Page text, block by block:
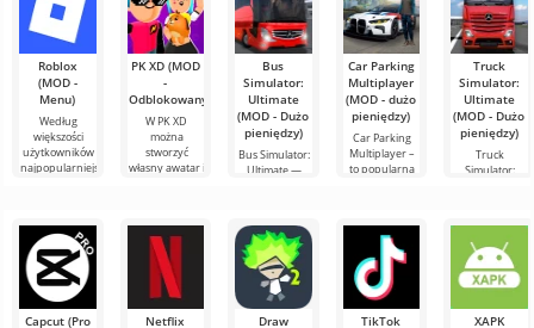
Roblox
(MOD -
Menu)
Według
większości
użytkowników
najpopularniejszą
pozostaje
Roblox. Projekt
PK XD (MOD
-
Odblokowany)
W PK XD
można
stworzyć
własny awatar i
uczestników.
Kolorowa
grafika i
Bus
Simulator:
Ultimate
(MOD - Dużo
pieniędzy)
Bus Simulator:
Ultimate —
oferująca
nieograniczone
Car Parking
Multiplayer
(MOD - dużo
pieniędzy)
Car Parking
Multiplayer –
to popularna
wcielają się w
rolę
Truck
Simulator:
Ultimate
(MOD - Dużo
pieniędzy)
Truck
Simulator:
przewozów
ciężarowych i
elementu
Capcut (Pro
Netflix
Draw
TikTok
XAPK